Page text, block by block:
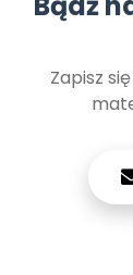
Zapisz